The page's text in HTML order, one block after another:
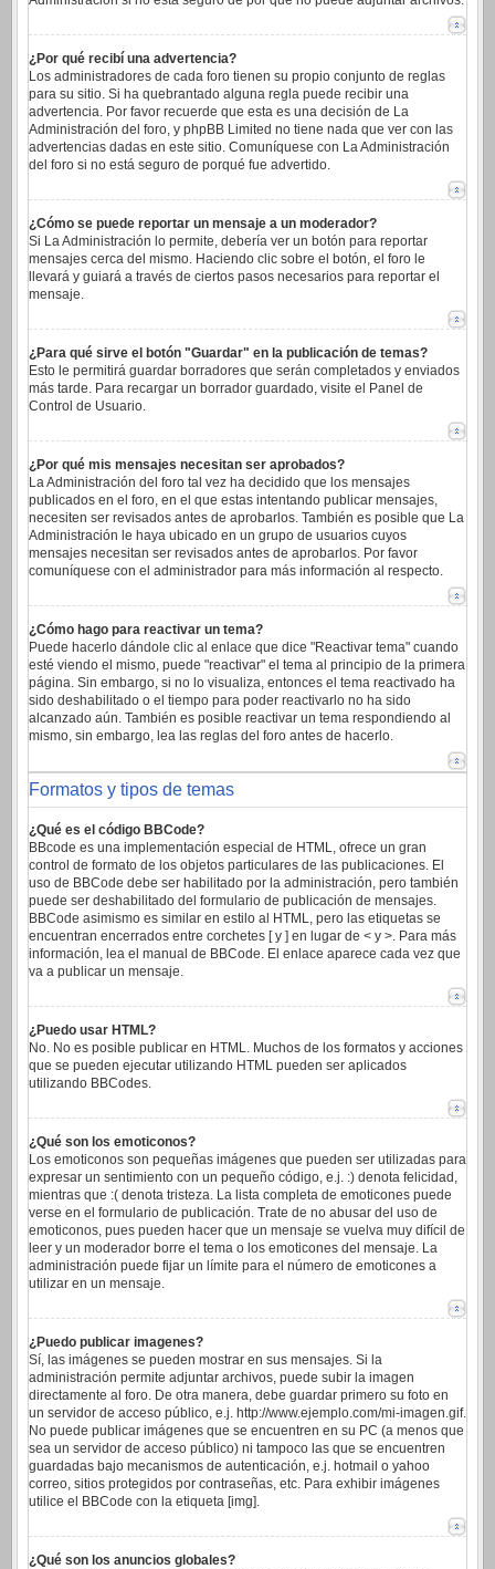
¿Por qué recibí una advertencia?
Los administradores de cada foro tienen su propio conjunto de reglas
para su sitio. Si ha quebrantado alguna regla puede recibir una
advertencia. Por favor recuerde que esta es una decisión de La
Administración del foro, y phpBB Limited no tiene nada que ver con las
advertencias dadas en este sitio. Comuníquese con La Administración
del foro si no está seguro de porqué fue advertido.
¿Cómo se puede reportar un mensaje a un moderador?
Si La Administración lo permite, debería ver un botón para reportar
mensajes cerca del mismo. Haciendo clic sobre el botón, el foro le
llevará y guiará a través de ciertos pasos necesarios para reportar el
mensaje.
¿Para qué sirve el botón "Guardar" en la publicación de temas?
Esto le permitirá guardar borradores que serán completados y enviados
más tarde. Para recargar un borrador guardado, visite el Panel de
Control de Usuario.
¿Por qué mis mensajes necesitan ser aprobados?
La Administración del foro tal vez ha decidido que los mensajes
publicados en el foro, en el que estas intentando publicar mensajes,
necesiten ser revisados antes de aprobarlos. También es posible que La
Administración le haya ubicado en un grupo de usuarios cuyos
mensajes necesitan ser revisados antes de aprobarlos. Por favor
comuníquese con el administrador para más información al respecto.
¿Cómo hago para reactivar un tema?
Puede hacerlo dándole clic al enlace que dice "Reactivar tema" cuando
esté viendo el mismo, puede "reactivar" el tema al principio de la primera
página. Sin embargo, si no lo visualiza, entonces el tema reactivado ha
sido deshabilitado o el tiempo para poder reactivarlo no ha sido
alcanzado aún. También es posible reactivar un tema respondiendo al
mismo, sin embargo, lea las reglas del foro antes de hacerlo.
Formatos y tipos de temas
¿Qué es el código BBCode?
BBcode es una implementación especial de HTML, ofrece un gran
control de formato de los objetos particulares de las publicaciones. El
uso de BBCode debe ser habilitado por la administración, pero también
puede ser deshabilitado del formulario de publicación de mensajes.
BBCode asimismo es similar en estilo al HTML, pero las etiquetas se
encuentran encerrados entre corchetes [ y ] en lugar de < y >. Para más
información, lea el manual de BBCode. El enlace aparece cada vez que
va a publicar un mensaje.
¿Puedo usar HTML?
No. No es posible publicar en HTML. Muchos de los formatos y acciones
que se pueden ejecutar utilizando HTML pueden ser aplicados
utilizando BBCodes.
¿Qué son los emoticonos?
Los emoticonos son pequeñas imágenes que pueden ser utilizadas para
expresar un sentimiento con un pequeño código, e.j. :) denota felicidad,
mientras que :( denota tristeza. La lista completa de emoticones puede
verse en el formulario de publicación. Trate de no abusar del uso de
emoticonos, pues pueden hacer que un mensaje se vuelva muy difícil de
leer y un moderador borre el tema o los emoticones del mensaje. La
administración puede fijar un límite para el número de emoticones a
utilizar en un mensaje.
¿Puedo publicar imagenes?
Sí, las imágenes se pueden mostrar en sus mensajes. Si la
administración permite adjuntar archivos, puede subir la imagen
directamente al foro. De otra manera, debe guardar primero su foto en
un servidor de acceso público, e.j. http://www.ejemplo.com/mi-imagen.gif.
No puede publicar imágenes que se encuentren en su PC (a menos que
sea un servidor de acceso público) ni tampoco las que se encuentren
guardadas bajo mecanismos de autenticación, e.j. hotmail o yahoo
correo, sitios protegidos por contraseñas, etc. Para exhibir imágenes
utilice el BBCode con la etiqueta [img].
¿Qué son los anuncios globales?